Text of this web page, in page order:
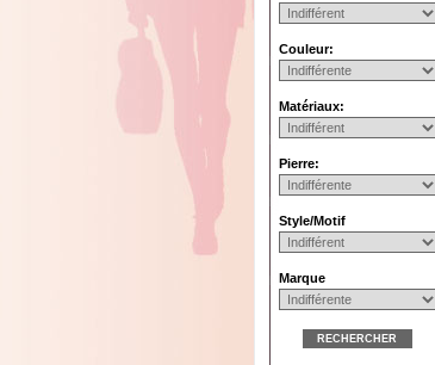
Couleur:
Matériaux:
Pierre:
Style/Motif
Marque
RECHERCHER